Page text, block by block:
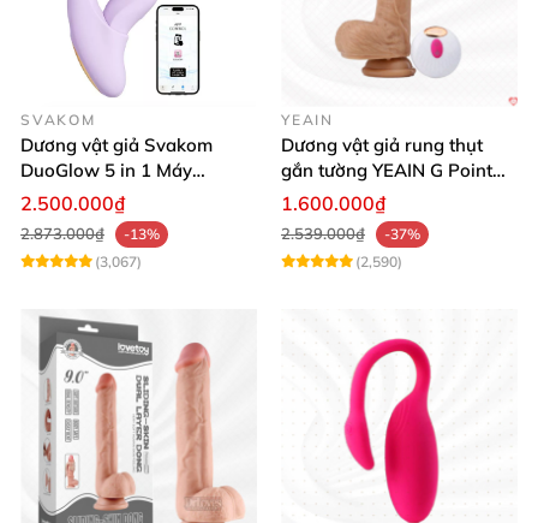
SVAKOM
Dương vật giả Svakom
DuoGlow 5 in 1 Máy
Massage Điểm G & Âm Vật
Điều Khiển App
2.500.000₫
2.873.000₫
-13%
(3,067)
YEAIN
Dương vật giả rung thụt
gắn tường YEAIN G Point
siêu thực điều khiển từ xa
1.600.000₫
2.539.000₫
-37%
(2,590)